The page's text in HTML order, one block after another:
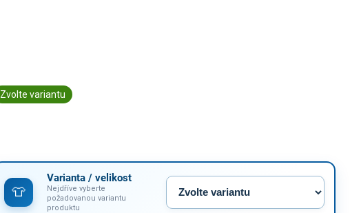
Zvolte variantu
Varianta / velikost
Nejdříve vyberte
požadovanou variantu
produktu